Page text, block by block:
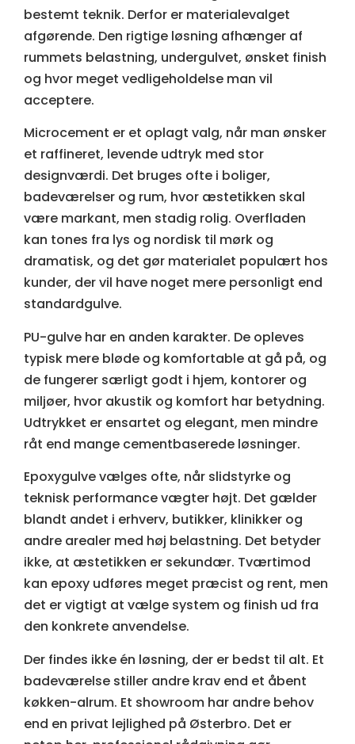
bestemt teknik. Derfor er materialevalget
afgørende. Den rigtige løsning afhænger af
rummets belastning, undergulvet, ønsket finish
og hvor meget vedligeholdelse man vil
acceptere.
Microcement er et oplagt valg, når man ønsker
et raffineret, levende udtryk med stor
designværdi. Det bruges ofte i boliger,
badeværelser og rum, hvor æstetikken skal
være markant, men stadig rolig. Overfladen
kan tones fra lys og nordisk til mørk og
dramatisk, og det gør materialet populært hos
kunder, der vil have noget mere personligt end
standardgulve.
PU-gulve har en anden karakter. De opleves
typisk mere bløde og komfortable at gå på, og
de fungerer særligt godt i hjem, kontorer og
miljøer, hvor akustik og komfort har betydning.
Udtrykket er ensartet og elegant, men mindre
råt end mange cementbaserede løsninger.
Epoxygulve vælges ofte, når slidstyrke og
teknisk performance vægter højt. Det gælder
blandt andet i erhverv, butikker, klinikker og
andre arealer med høj belastning. Det betyder
ikke, at æstetikken er sekundær. Tværtimod
kan epoxy udføres meget præcist og rent, men
det er vigtigt at vælge system og finish ud fra
den konkrete anvendelse.
Der findes ikke én løsning, der er bedst til alt. Et
badeværelse stiller andre krav end et åbent
køkken-alrum. Et showroom har andre behov
end en privat lejlighed på Østerbro. Det er